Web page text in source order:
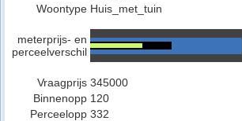
Woontype Huis_met_tuin
meterprijs- en
perceelverschil
Vraagprijs 345000
Binnenopp 120
Perceelopp 332